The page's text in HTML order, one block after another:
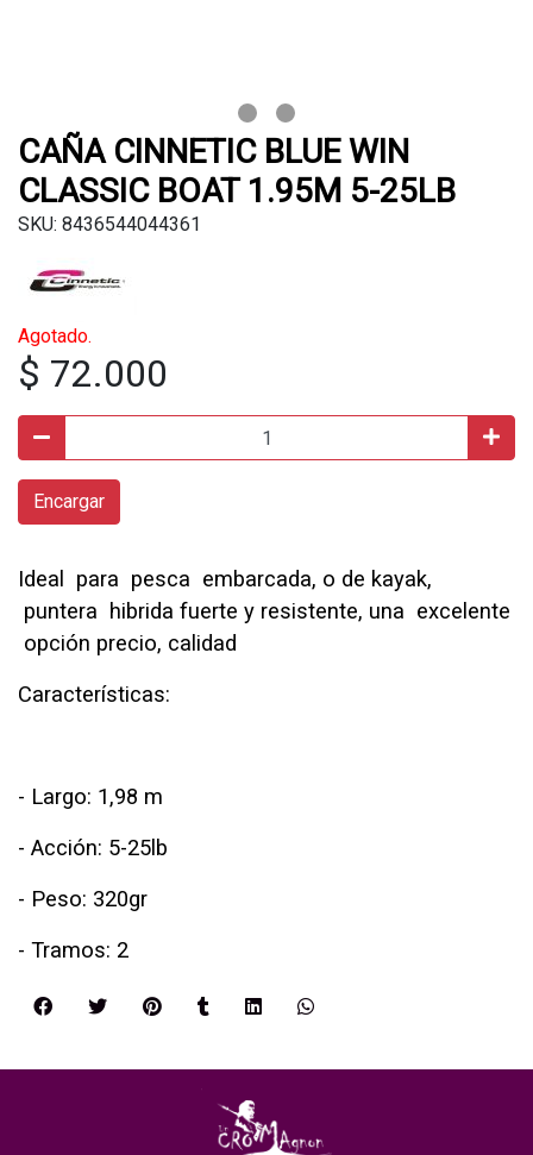
CAÑA CINNETIC BLUE WIN
CLASSIC BOAT 1.95M 5-25LB
SKU: 8436544044361
Agotado.
$ 72.000
Encargar
Ideal para pesca embarcada, o de kayak,
puntera hibrida fuerte y resistente, una excelente
opción precio, calidad
Características:
- Largo: 1,98 m
- Acción: 5-25lb
- Peso: 320gr
- Tramos: 2